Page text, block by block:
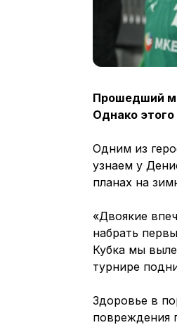
Прошедший
Однако
Одним из
узнаем у
планах на
«Двоякие
набрать
Кубка мы
турнире
Здоровье в
повреждения